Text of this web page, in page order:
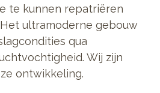
te kunnen repatriëren
ultramoderne gebouw
qua
Wij zijn
ontwikkeling.